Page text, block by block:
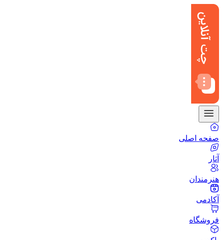
صفحه اصلی
آثار
هنرمندان
آکادمی
فروشگاه